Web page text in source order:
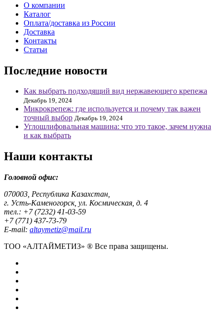
О компании
Каталог
Оплата/доставка из России
Доставка
Контакты
Статьи
Последние новости
Как выбрать подходящий вид нержавеющего крепежа
Декабрь 19, 2024
Микрокрепеж: где используется и почему так важен
точный выбор Декабрь 19, 2024
Углошлифовальная машина: что это такое, зачем нужна
и как выбрать
Наши контакты
Головной офис:
070003, Республика Казахстан,
г. Усть-Каменогорск, ул. Космическая, д. 4
тел.: +7 (7232) 41-03-59
+7 (771) 437-73-79
E-mail: altaymetiz@mail.ru
ТОО «АЛТАЙМЕТИЗ» ® Все права защищены.